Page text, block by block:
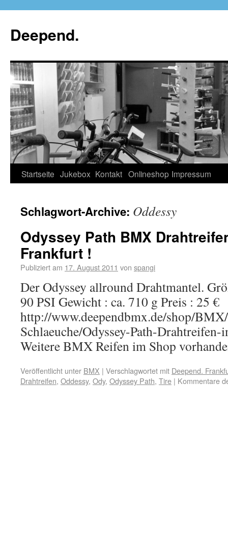
Deepend.
Startseite Jukebox Kontakt Onlineshop Impressum
Schlagwort-Archive: Oddessy
Odyssey Path BMX
Frankfurt !
Publiziert am 17. August 2011 von spangi
Der Odyssey allround Drahtmantel.
90 PSI Gewicht : ca. 710 g Preis : 25 €
http://www.deependbmx.de/shop/
Schlaeuche/Odyssey-Path-
Weitere BMX Reifen im Shop
Veröffentlicht unter BMX | Verschlagwortet mit Deepend.
Drahtreifen, Oddessy, Ody, Odyssey Path, Tire | Kommentare